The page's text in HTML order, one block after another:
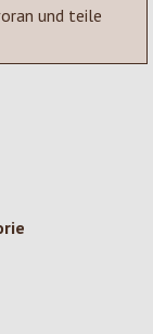
und teile